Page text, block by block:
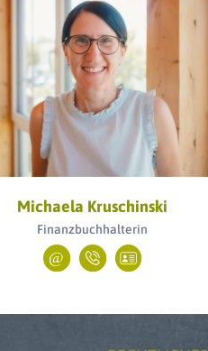
Michaela Kruschinski
Finanzbuchhalterin